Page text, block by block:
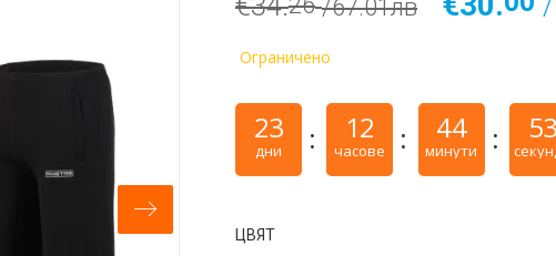
/67.01лв
Ограничено
23
дни
12
часове
44
минути
ЦВЯТ